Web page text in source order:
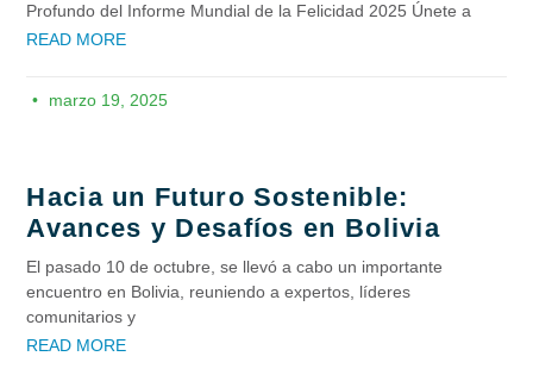
Profundo del Informe Mundial de la Felicidad 2025 Únete a
READ MORE
marzo 19, 2025
Hacia un Futuro Sostenible:
Avances y Desafíos en Bolivia
El pasado 10 de octubre, se llevó a cabo un importante
encuentro en Bolivia, reuniendo a expertos, líderes
comunitarios y
READ MORE